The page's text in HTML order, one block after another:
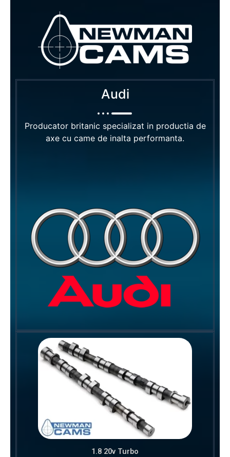
Audi
Producator britanic specializat in productia de
axe cu came de inalta performanta.
1.8 20v Turbo